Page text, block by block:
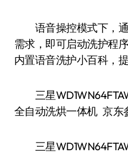
语音操控模式下，通
需求，即可启动洗护程
内置语音洗护小百科，
三星
全自动洗烘一体机 京东
三星